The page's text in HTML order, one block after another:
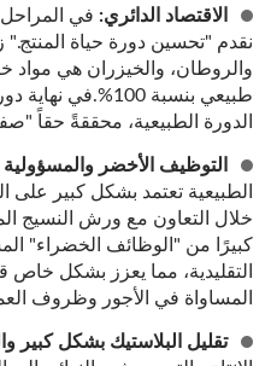
الاقتصاد الدائري: في المراحل
نقدم "تحسين دورة حياة
والروطان، والخيزران هي مواد
طبيعي بنسبة
الدورة الطبيعية، محققةً حقاً
التوظيف الأخضر والمسؤولية
الطبيعية تعتمد بشكل كبير على
كبيرًا من "الوظائف الخضراء"
التقليدية، مما يعزز بشكل خاص
المساواة في الأجور وظروف
تقليل البلاستيك بشكل كبير